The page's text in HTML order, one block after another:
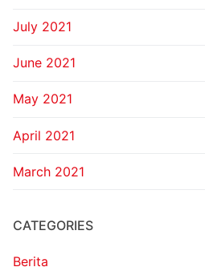
July 2021
June 2021
May 2021
April 2021
March 2021
CATEGORIES
Berita